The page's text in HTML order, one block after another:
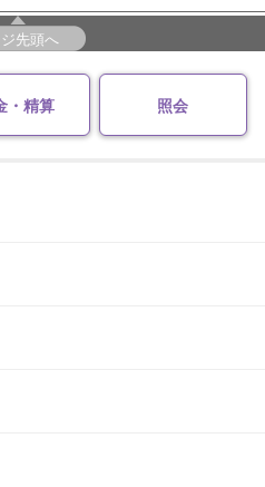
先頭へ
・精算 照会